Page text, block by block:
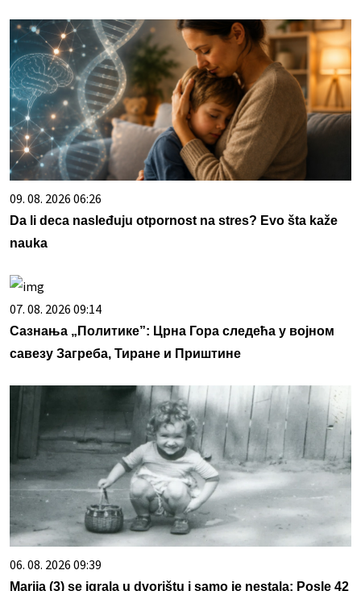
09. 08. 2026 06:26
Da li deca nasleđuju otpornost na stres? Evo šta kaže
nauka
07. 08. 2026 09:14
Сазнања „Политике”: Црна Гора следећа у војном
савезу Загреба, Тиране и Приштине
06. 08. 2026 09:39
Marija (3) se igrala u dvorištu i samo je nestala: Posle 42